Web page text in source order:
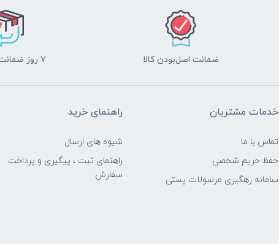
ضمانت اصل‌بودن کالا ۷ روز ضمانت بازگشت
خدمات مشتریان
تماس با ما
حفظ حریم شخصی
سامانه رهگیری مرسولات پستی
راهنمای خرید
شیوه های ارسال
راهنمای ثبت ، پیگیری و پرداخت
سفارش